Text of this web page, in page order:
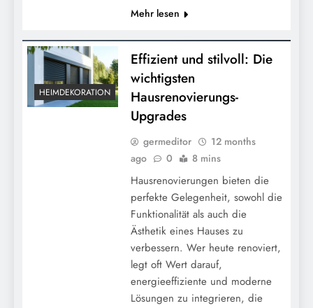
Mehr lesen
HEIMDEKORATION
Effizient und stilvoll: Die
wichtigsten
Hausrenovierungs-
Upgrades
germeditor
12 months
ago
0 8 mins
Hausrenovierungen bieten die
perfekte Gelegenheit, sowohl die
Funktionalität als auch die
Ästhetik eines Hauses zu
verbessern. Wer heute renoviert,
legt oft Wert darauf,
energieeffiziente und moderne
Lösungen zu integrieren, die